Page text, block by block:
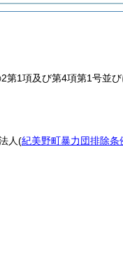
第1項及び第4項第1号並
人(紀美野町暴力団排除条